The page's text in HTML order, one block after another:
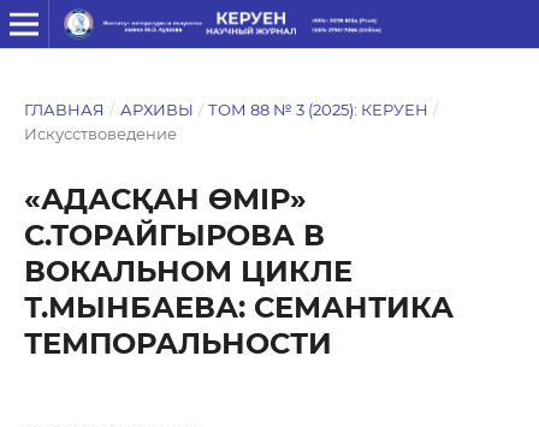
ГЛАВНАЯ / АРХИВЫ / ТОМ 88 № 3 (2025): КЕРУЕН /
Искусствоведение
«АДАСҚАН ӨМІР»
С.ТОРАЙГЫРОВА В
ВОКАЛЬНОМ ЦИКЛЕ
Т.МЫНБАЕВА: СЕМАНТИКА
ТЕМПОРАЛЬНОСТИ